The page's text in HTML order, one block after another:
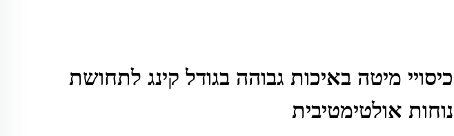
כיסויי מיטה באיכות גבוהה בגודל קינג לתחושת
נוחות אולטימטיבית